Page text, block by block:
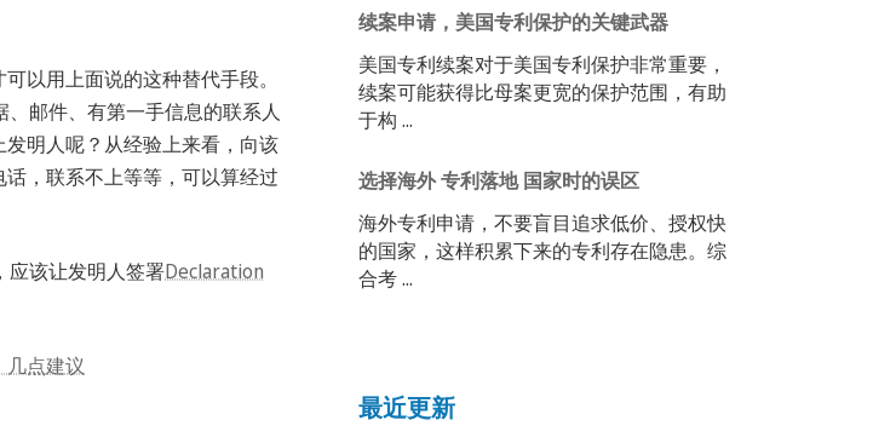
以用上面说的这种替代手段。
邮件、有第一手信息的联系人
明人呢？从经验上来看，向该
，联系不上等等，可以算经过
应该让发明人签署Declaration
几点建议
续案申请，美国专利保护的关键武器
美国专利续案对于美国专利保护非常重要，
续案可能获得比母案更宽的保护范围，有助
于构 ...
选择海外 专利落地 国家时的误区
海外专利申请，不要盲目追求低价、授权快
的国家，这样积累下来的专利存在隐患。综
合考 ...
最近更新